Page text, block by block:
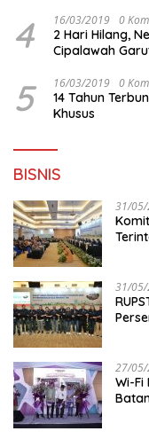
4 16/03/2019 0
2 Hari Hilang,
Cipalawah
5 16/03/2019 0
14 Tahun
Khusus
BISNIS
31/
31/
27/
Wi-Fi